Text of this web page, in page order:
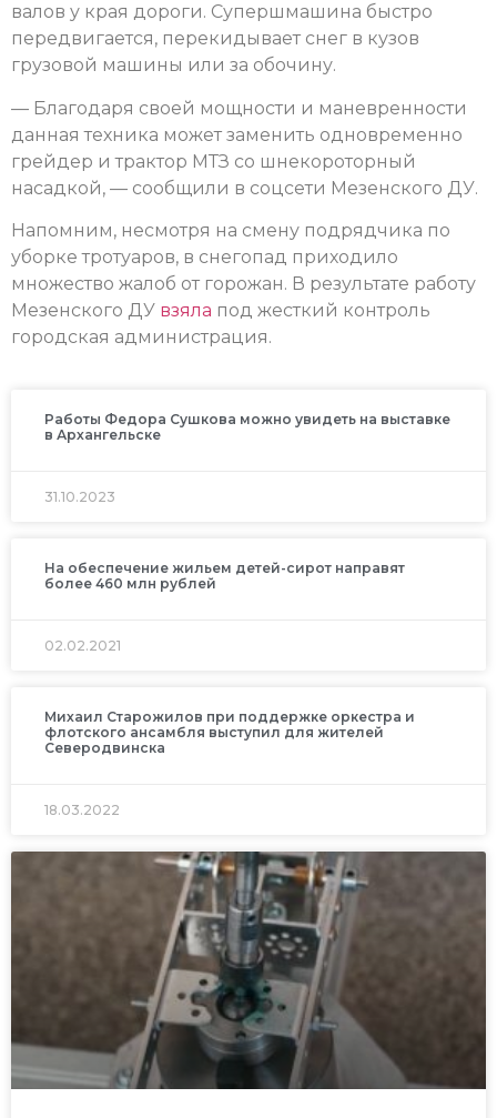
валов у края дороги. Супершмашина быстро
передвигается, перекидывает снег в кузов
грузовой машины или за обочину.
— Благодаря своей мощности и маневренности
данная техника может заменить одновременно
грейдер и трактор МТЗ со шнекороторный
насадкой, — сообщили в соцсети Мезенского ДУ.
Напомним, несмотря на смену подрядчика по
уборке тротуаров, в снегопад приходило
множество жалоб от горожан. В результате работу
Мезенского ДУ взяла под жесткий контроль
городская администрация.
Работы Федора Сушкова можно увидеть на выставке
в Архангельске
31.10.2023
На обеспечение жильем детей-сирот направят
более 460 млн рублей
02.02.2021
Михаил Старожилов при поддержке оркестра и
флотского ансамбля выступил для жителей
Северодвинска
18.03.2022